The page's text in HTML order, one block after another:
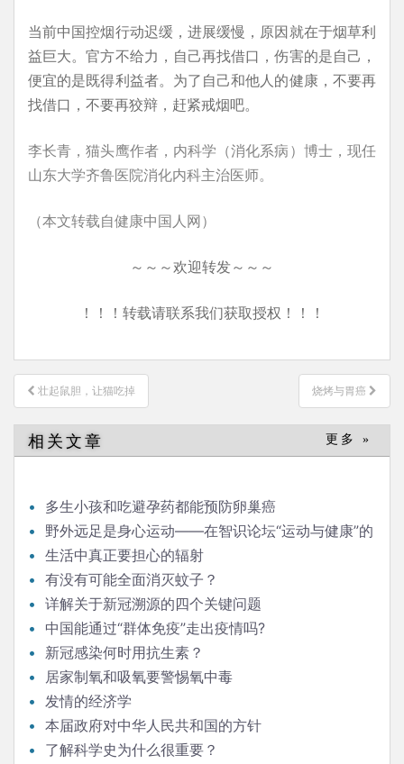
当前中国控烟行动迟缓，进展缓慢，原因就在于烟草利
益巨大。官方不给力，自己再找借口，伤害的是自己，
便宜的是既得利益者。为了自己和他人的健康，不要再
找借口，不要再狡辩，赶紧戒烟吧。
李长青，猫头鹰作者，内科学（消化系病）博士，现任
山东大学齐鲁医院消化内科主治医师。
（本文转载自健康中国人网）
～～～欢迎转发～～～
！！！转载请联系我们获取授权！！！
文
章
导
航
壮起鼠胆，让猫吃掉 烧烤与胃癌
相关文章 更多 »
多生小孩和吃避孕药都能预防卵巢癌
野外远足是身心运动——在智识论坛“运动与健康”的
发言生活中真正要担心的辐射
有没有可能全面消灭蚊子？
详解关于新冠溯源的四个关键问题
中国能通过“群体免疫”走出疫情吗?
新冠感染何时用抗生素？
居家制氧和吸氧要警惕氧中毒
发情的经济学
本届政府对中华人民共和国的方针
了解科学史为什么很重要？